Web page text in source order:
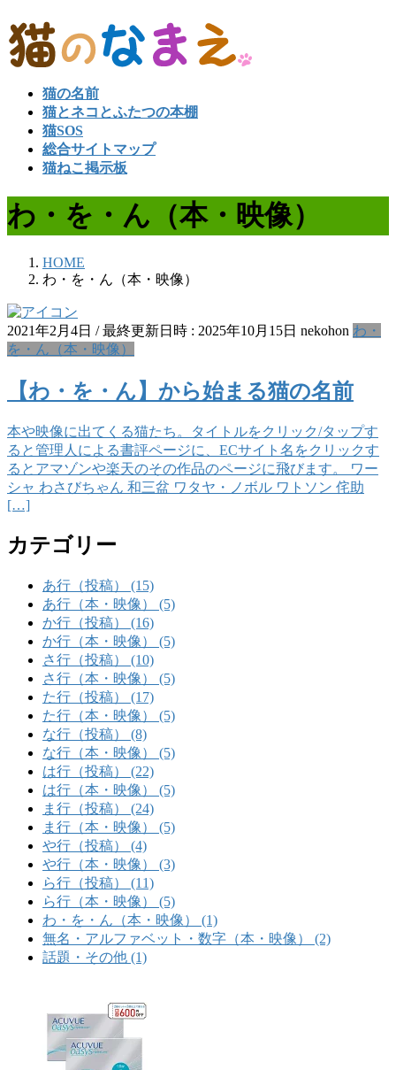
コ
ン
テ
ナ
ビ
ゲ
猫の名前
猫とネコとふたつの本棚
猫SOS
総合サイトマップ
猫ねこ掲示板
わ・を・ん（本・映像）
HOME
わ・を・ん（本・映像）
2021年2月4日 / 最終更新日時 : 2025年10月15日 nekohon わ・
を・ん（本・映像）
【わ・を・ん】から始まる猫の名前
本や映像に出てくる猫たち。タイトルをクリック/タップす
ると管理人による書評ページに、ECサイト名をクリックす
るとアマゾンや楽天のその作品のページに飛びます。 ワー
シャ わさびちゃん 和三盆 ワタヤ・ノボル ワトソン 侘助
[…]
カテゴリー
あ行（投稿） (15)
あ行（本・映像） (5)
か行（投稿） (16)
か行（本・映像） (5)
さ行（投稿） (10)
さ行（本・映像） (5)
た行（投稿） (17)
た行（本・映像） (5)
な行（投稿） (8)
な行（本・映像） (5)
は行（投稿） (22)
は行（本・映像） (5)
ま行（投稿） (24)
ま行（本・映像） (5)
や行（投稿） (4)
や行（本・映像） (3)
ら行（投稿） (11)
ら行（本・映像） (5)
わ・を・ん（本・映像） (1)
無名・アルファベット・数字（本・映像） (2)
話題・その他 (1)